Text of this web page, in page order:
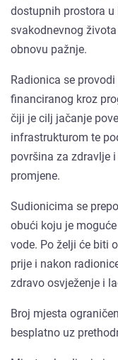
dostupnih prostora
svakodnevnog
obnovu pažnje.
Radionica se
financiranog kroz
čiji je cilj jačanje
infrastrukturom te
površina za zdravlje
promjene.
Sudionicima se
obući koju je
vode. Po želji će biti
prije i nakon
zdravo osvježenje i
Broj mjesta
besplatno uz